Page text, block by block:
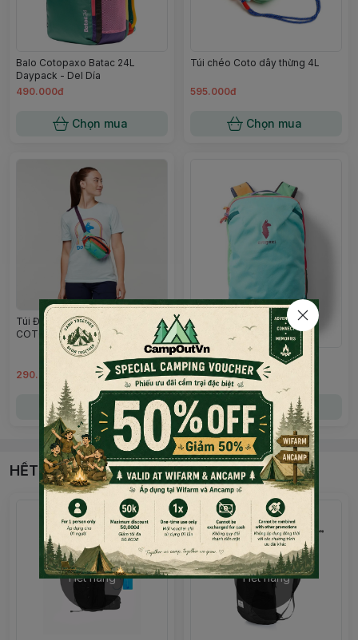
Balo Cotopaxo Batac 24L
Daypack - Del Día
490.000đ
Chọn mua
Túi chéo Coto dây thừng 4L
595.000đ
Chọn mua
Túi Đeo Chéo Bao Tử
COTOPAXI KAPAI 1.5L
290.000đ
Chọn mua
Balo Cotopaxi Alpha 20L
1.190.000đ
Chọn mua
HẾT HÀNG
Hết hàng Hết hàng